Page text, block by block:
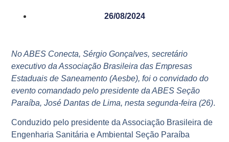
26/08/2024
No ABES Conecta, Sérgio Gonçalves, secretário
executivo da Associação Brasileira das Empresas
Estaduais de Saneamento (Aesbe), foi o convidado do
evento comandado pelo presidente da ABES Seção
Paraíba, José Dantas de Lima, nesta segunda-feira (26).
Conduzido pelo presidente da Associação Brasileira de
Engenharia Sanitária e Ambiental Seção Paraíba